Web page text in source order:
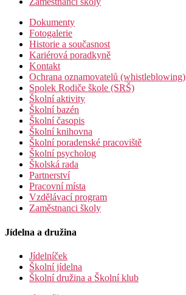
Dokumenty
Fotogalerie
Historie a současnost
Kariérová poradkyně
Kontakt
Ochrana oznamovatelů (whistleblowing)
Spolek Rodiče škole (SRŠ)
Školní aktivity
Školní bazén
Školní časopis
Školní knihovna
Školní poradenské pracoviště
Školní psycholog
Školská rada
Partnerství
Pracovní místa
Vzdělávací program
Zaměstnanci školy
Jídelna a družina
Jídelníček
Školní jídelna
Školní družina a Školní klub